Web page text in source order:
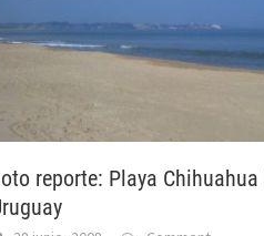
reporte: Playa